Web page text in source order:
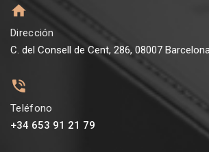
Dirección
C. del Consell de Cent, 286, 08007
Teléfono
+34 653 91 21 79